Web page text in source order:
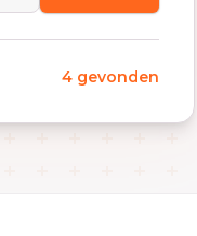
4 gevonden